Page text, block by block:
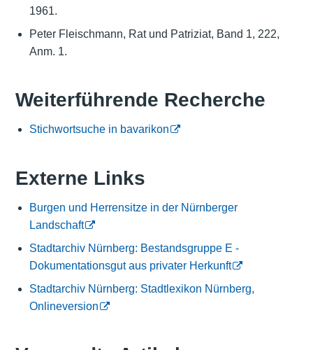
1961.
Peter Fleischmann, Rat und Patriziat, Band 1, 222,
Anm. 1.
Weiterführende Recherche
Stichwortsuche in bavarikon
Externe Links
Burgen und Herrensitze in der Nürnberger
Landschaft
Stadtarchiv Nürnberg: Bestandsgruppe E -
Dokumentationsgut aus privater Herkunft
Stadtarchiv Nürnberg: Stadtlexikon Nürnberg,
Onlineversion